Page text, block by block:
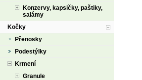
Konzervy, kapsičky, paštiky,
salámy
Kočky
Přenosky
Podestýlky
Krmení
Granule